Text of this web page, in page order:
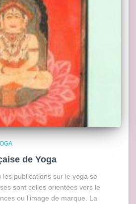
de Yoga
les publications sur le yoga se
sont celles orientées vers le
ou l’image de marque. La